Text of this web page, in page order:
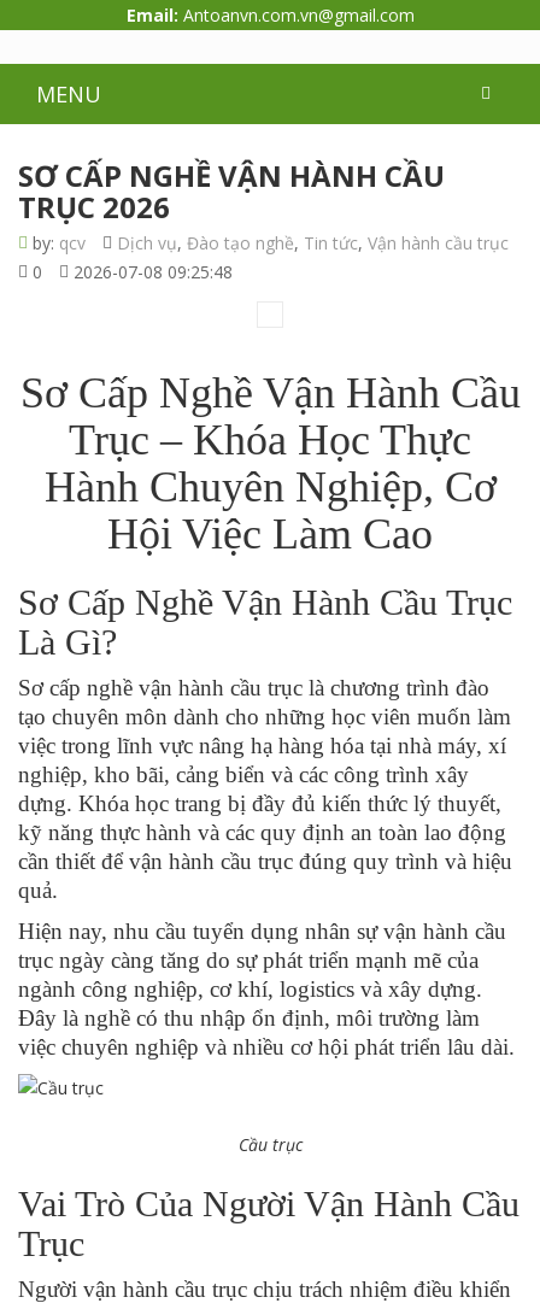
Email: Antoanvn.com.vn@gmail.com
MENU
SƠ CẤP NGHỀ VẬN HÀNH CẦU
TRỤC 2026
by: qcv Dịch vụ, Đào tạo nghề, Tin tức, Vận hành cầu trục
0
2026-07-08 09:25:48
Sơ Cấp Nghề Vận Hành Cầu
Trục – Khóa Học Thực
Hành Chuyên Nghiệp, Cơ
Hội Việc Làm Cao
Sơ Cấp Nghề Vận Hành Cầu Trục
Là Gì?
Sơ cấp nghề vận hành cầu trục là chương trình đào
tạo chuyên môn dành cho những học viên muốn làm
việc trong lĩnh vực nâng hạ hàng hóa tại nhà máy, xí
nghiệp, kho bãi, cảng biển và các công trình xây
dựng. Khóa học trang bị đầy đủ kiến thức lý thuyết,
kỹ năng thực hành và các quy định an toàn lao động
cần thiết để vận hành cầu trục đúng quy trình và hiệu
quả.
Hiện nay, nhu cầu tuyển dụng nhân sự vận hành cầu
trục ngày càng tăng do sự phát triển mạnh mẽ của
ngành công nghiệp, cơ khí, logistics và xây dựng.
Đây là nghề có thu nhập ổn định, môi trường làm
việc chuyên nghiệp và nhiều cơ hội phát triển lâu dài.
Cầu trục
Vai Trò Của Người Vận Hành Cầu
Trục
Người vận hành cầu trục chịu trách nhiệm điều khiển